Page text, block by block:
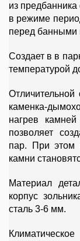
из
в режиме
перед банными
Создает в в
температурой
Отличительной
каменка-
нагрев
позволяет
пар. При этом
камни
Материал
корпус
сталь 3-6 мм.